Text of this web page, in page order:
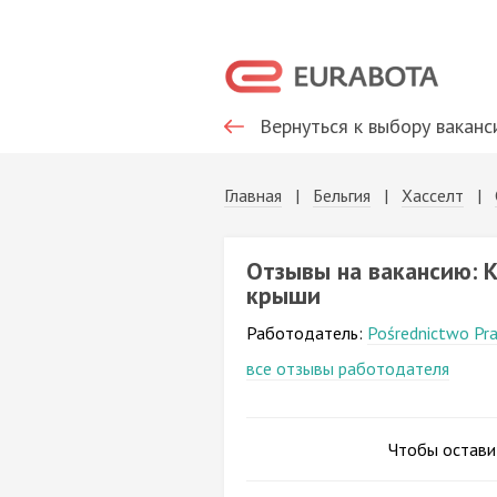
Вернуться к выбору
Главная | Бельгия | Хасселт |
Отзывы на вакансию:
крыши
Работодатель: Pośrednictwo
все отзывы работодателя
Чтобы